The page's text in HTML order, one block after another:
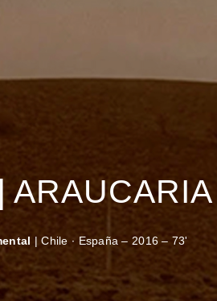
ARAUCARIA
| Chile ∙ España – 2016 – 73'